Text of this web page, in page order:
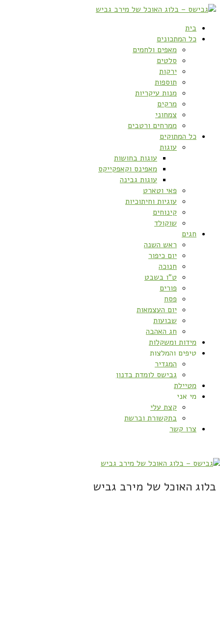
בית
כל המתכונים
מאפים ולחמים
סלטים
ירקות
תוספות
מנות עיקריות
מרקים
צמחוני
ממרחים ורטבים
כל המתוקים
עוגות
עוגות בחושות
מאפינס וקאפקייקס
עוגות גבינה
פאי וטארט
עוגיות וחיתוכיות
קינוחים
שוקולד
חגים
ראש השנה
יום כיפור
חנוכה
ט”ו בשבט
פורים
פסח
יום העצמאות
שבועות
חג האהבה
מידות ומשקלות
טיפים והמלצות
המגדיר
גבישס לומדת בדנון
מטיילת
מי אני
קצת עלי
בתקשורת וברשת
צרו קשר
בלוג האוכל של מירב גביש